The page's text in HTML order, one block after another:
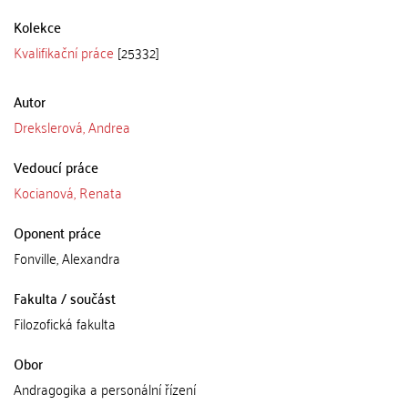
Kolekce
Kvalifikační práce [25332]
Autor
Drekslerová, Andrea
Vedoucí práce
Kocianová, Renata
Oponent práce
Fonville, Alexandra
Fakulta / součást
Filozofická fakulta
Obor
Andragogika a personální řízení